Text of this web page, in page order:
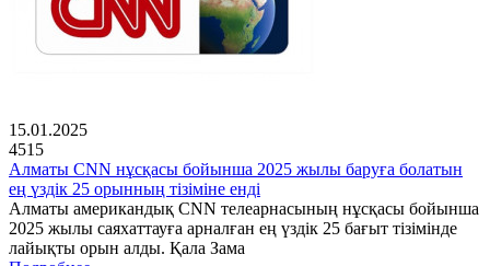
15.01.2025
4515
Алматы CNN нұсқасы бойынша 2025 жылы баруға болатын
ең үздік 25 орынның тізіміне енді
Алматы американдық CNN телеарнасының нұсқасы бойынша
2025 жылы саяхаттауға арналған ең үздік 25 бағыт тізімінде
лайықты орын алды. Қала Зама